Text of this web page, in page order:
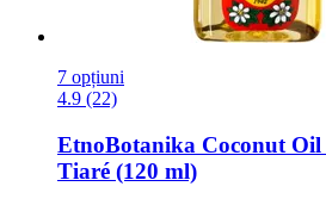
7 opțiuni
4.9 (22)
EtnoBotanika Coconut
Tiaré (120 ml)